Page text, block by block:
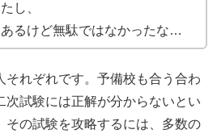
し、
るけど無駄ではなかったな…
それぞれです。予備校も合う合わ
次試験には正解が分からないとい
その試験を攻略するには、多数の